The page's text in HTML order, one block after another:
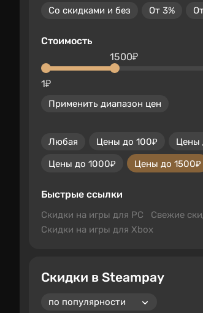
Со скидками и без От 3%
Стоимость
1₽
1500₽
Применить диапазон цен
Любая Цены до 100₽ Цены
Цены до 1000₽
Цены до 1500₽
Быстрые ссылки
Скидки на игры для PC Свежие
Скидки на игры для Xbox
Скидки в Steampay